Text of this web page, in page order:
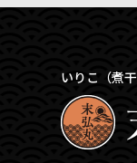
いりこ（煮